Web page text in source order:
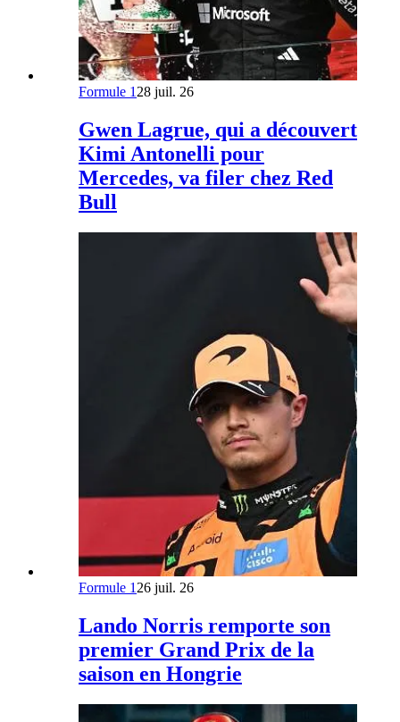
Formule 1 28 juil. 26
Gwen Lagrue, qui a découvert
Kimi Antonelli pour
Mercedes, va filer chez Red
Bull
Formule 1 26 juil. 26
Lando Norris remporte son
premier Grand Prix de la
saison en Hongrie